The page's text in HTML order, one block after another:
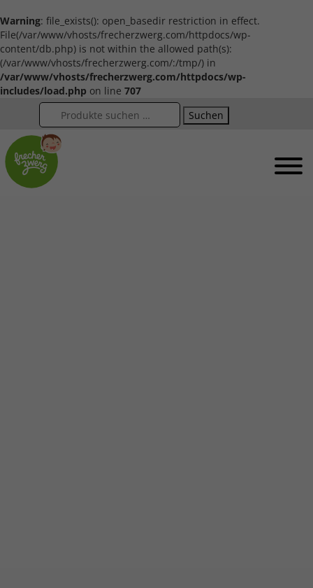
Warning: file_exists(): open_basedir restriction in effect.
File(/var/www/vhosts/frecherzwerg.com/httpdocs/wp-
content/db.php) is not within the allowed path(s):
(/var/www/vhosts/frecherzwerg.com/:/tmp/) in
/var/www/vhosts/frecherzwerg.com/httpdocs/wp-
includes/load.php on line 707
Suchen